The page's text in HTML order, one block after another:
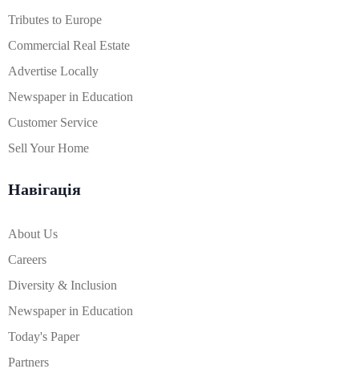
Tributes to Europe
Commercial Real Estate
Advertise Locally
Newspaper in Education
Customer Service
Sell Your Home
Навігація
About Us
Careers
Diversity & Inclusion
Newspaper in Education
Today's Paper
Partners